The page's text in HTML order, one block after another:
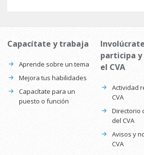
Capacítate y trabaja
Aprende sobre un tema
Mejora tus habilidades
Capacítate para un
puesto o función
participa y
el CVA
Actividad
CVA
Directorio
del CVA
Avisos y
CVA